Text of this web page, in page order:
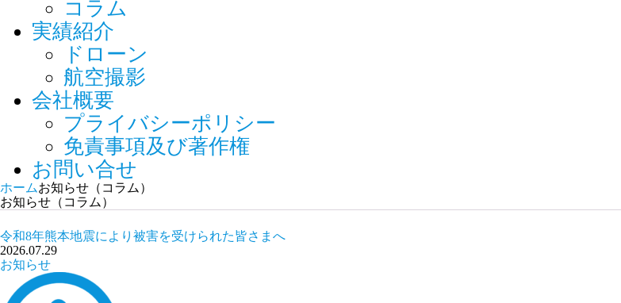
コラム
実績紹介
ドローン
航空撮影
会社概要
プライバシーポリシー
免責事項及び著作権
お問い合せ
ホームお知らせ（コラム）
お知らせ（コラム）
令和8年熊本地震により被害を受けられた皆さまへ
2026.07.29
お知らせ